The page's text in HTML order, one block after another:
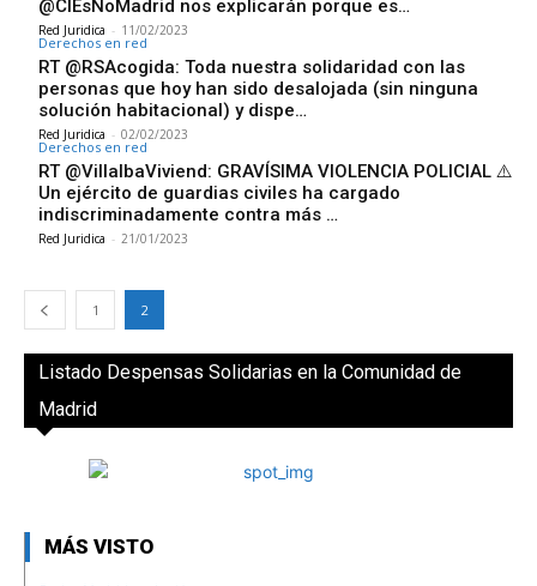
@CIEsNoMadrid nos explicarán porque es…
Red Juridica - 11/02/2023
Derechos en red
RT @RSAcogida: Toda nuestra solidaridad con las
personas que hoy han sido desalojada (sin ninguna
solución habitacional) y dispe…
Red Juridica - 02/02/2023
Derechos en red
RT @VillalbaViviend: GRAVÍSIMA VIOLENCIA POLICIAL ⚠️
Un ejército de guardias civiles ha cargado
indiscriminadamente contra más …
Red Juridica - 21/01/2023
1 2
Listado Despensas Solidarias en la Comunidad de
Madrid
MÁS VISTO